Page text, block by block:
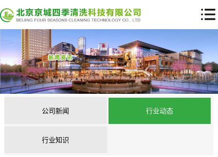
公司新闻 行业动态
行业知识